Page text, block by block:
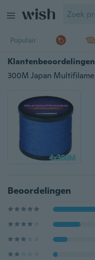
Populair
Klantenbeoordelingen
Beoordelingen